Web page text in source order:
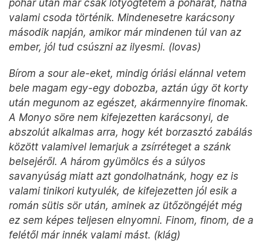
pohár után már csak lötyögtetem a poharat, hátha
valami csoda történik. Mindenesetre karácsony
második napján, amikor már mindenen túl van az
ember, jól tud csúszni az ilyesmi. (lovas)
Bírom a sour ale-eket, mindig óriási elánnal vetem
bele magam egy-egy dobozba, aztán úgy öt korty
után megunom az egészet, akármennyire finomak.
A Monyo söre nem kifejezetten karácsonyi, de
abszolút alkalmas arra, hogy két borzasztó zabálás
között valamivel lemarjuk a zsírréteget a szánk
belsejéről. A három gyümölcs és a súlyos
savanyúság miatt azt gondolhatnánk, hogy ez is
valami tinikori kutyulék, de kifejezetten jól esik a
román sütis sör után, aminek az ütőzöngéjét még
ez sem képes teljesen elnyomni. Finom, finom, de a
felétől már innék valami mást. (klág)